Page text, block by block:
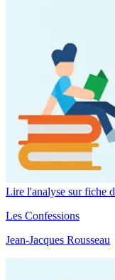
Lire l'analyse sur fiche
Les Confessions
Jean-Jacques Rousseau